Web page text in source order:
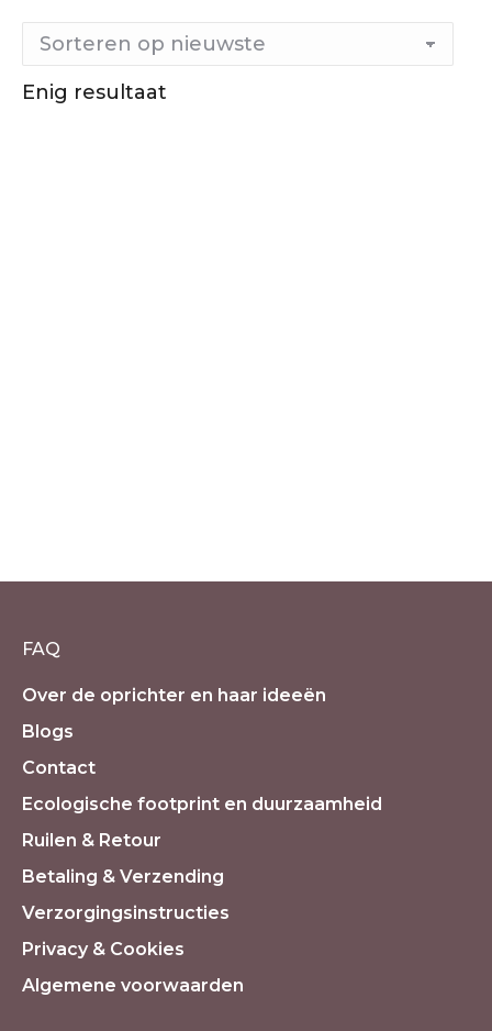
Enig resultaat
FAQ
Over de oprichter en haar ideeën
Blogs
Contact
Ecologische footprint en duurzaamheid
Ruilen & Retour
Betaling & Verzending
Verzorgingsinstructies
Privacy & Cookies
Algemene voorwaarden